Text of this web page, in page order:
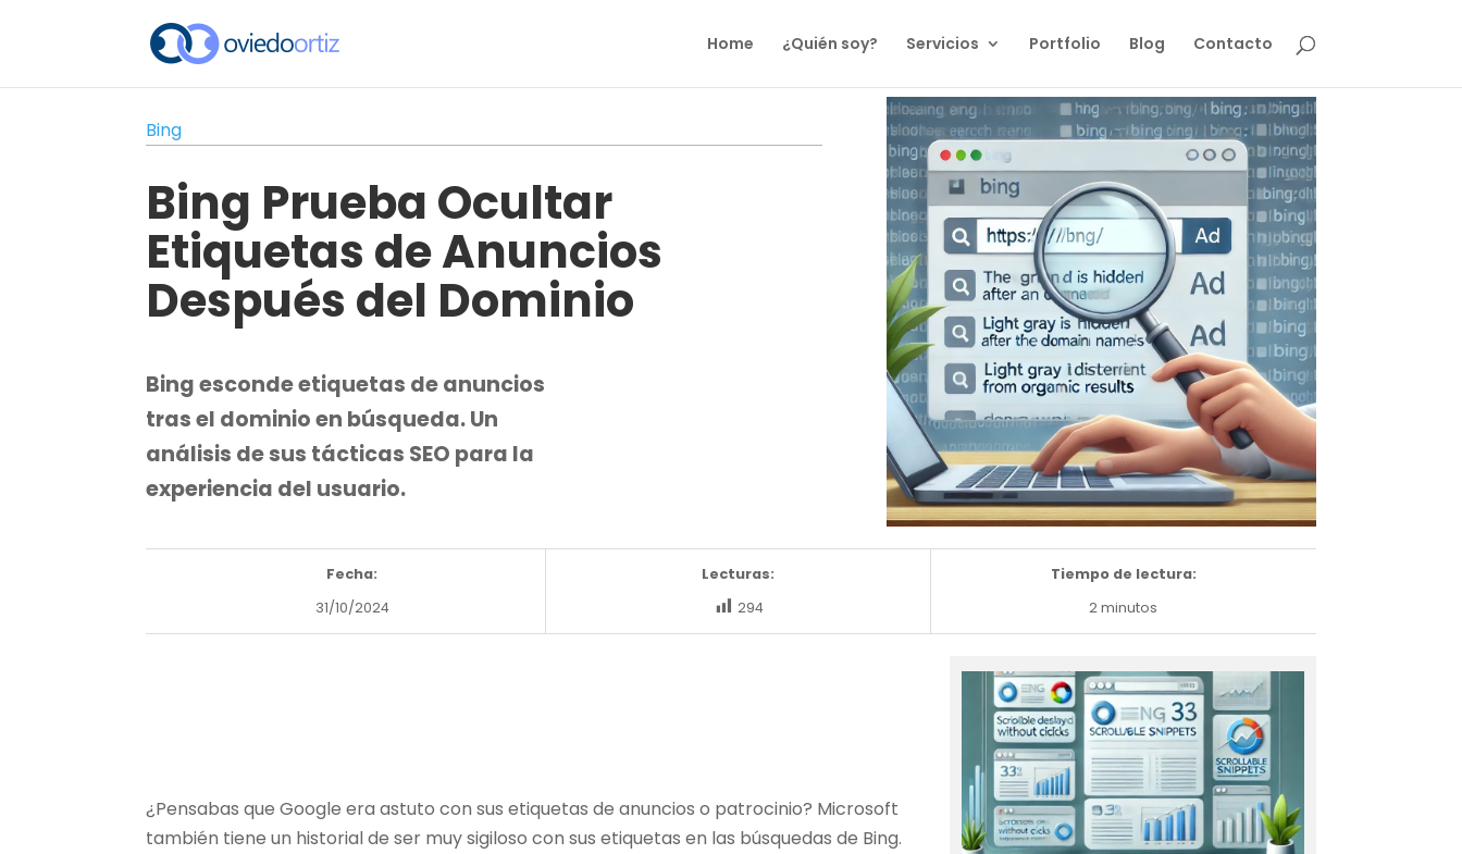
Home ¿Quién soy? Servicios Portfolio Blog Contacto
Bing
Bing Prueba Ocultar
Etiquetas de Anuncios
Después del Dominio
Bing esconde etiquetas de anuncios
tras el dominio en búsqueda. Un
análisis de sus tácticas SEO para la
experiencia del usuario.
Fecha:
31/10/2024
Lecturas:
294
Tiempo de lectura:
2 minutos
¿Pensabas que Google era astuto con sus etiquetas de anuncios o patrocinio? Microsoft
también tiene un historial de ser muy sigiloso con sus etiquetas en las búsquedas de Bing.